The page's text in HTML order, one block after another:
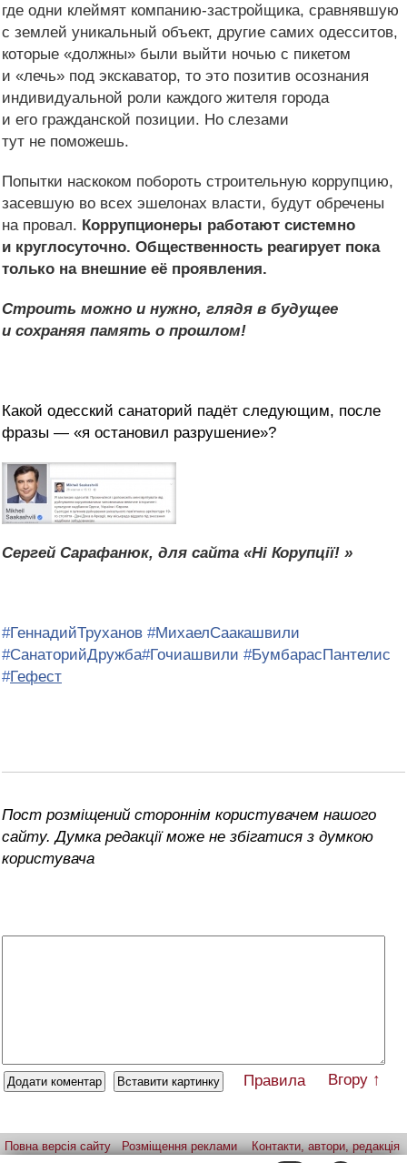
где одни клеймят компанию-застройщика, сравнявшую
с землей уникальный объект, другие самих одесситов,
которые «должны» были выйти ночью с пикетом
и «лечь» под экскаватор, то это позитив осознания
индивидуальной роли каждого жителя города
и его гражданской позиции. Но слезами
тут не поможешь.
Попытки наскоком побороть строительную коррупцию,
засевшую во всех эшелонах власти, будут обречены
на провал. Коррупционеры работают системно
и круглосуточно. Общественность реагирует пока
только на внешние её проявления.
Строить можно и нужно, глядя в будущее
и сохраняя память о прошлом!
Какой одесский санаторий падёт следующим, после
фразы — «я остановил разрушение»?
Сергей Сарафанюк, для сайта «Ні Корупції! »
#ГеннадийТруханов #МихаелСаакашвили
#СанаторийДружба#Гочиашвили #БумбарасПантелис
#Гефест
Пост розміщений стороннім користувачем нашого
сайту. Думка редакції може не збігатися з думкою
користувача
Правила Вгору ↑
Повна версія сайту Розміщення реклами
Контакти, автори, редакція